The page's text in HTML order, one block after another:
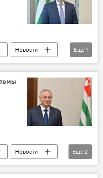
Новости
Еще 1
Новости
Еще 2